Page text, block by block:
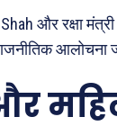
और रक्षा मंत्री